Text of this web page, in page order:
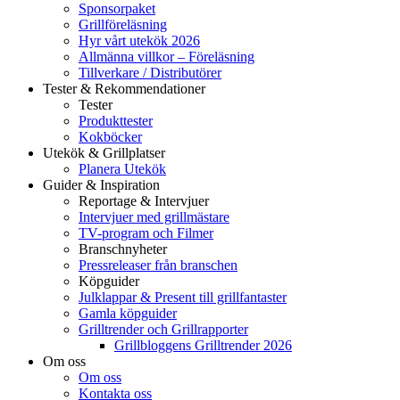
Sponsorpaket
Grillföreläsning
Hyr vårt utekök 2026
Allmänna villkor – Föreläsning
Tillverkare / Distributörer
Tester & Rekommendationer
Tester
Produkttester
Kokböcker
Utekök & Grillplatser
Planera Utekök
Guider & Inspiration
Reportage & Intervjuer
Intervjuer med grillmästare
TV-program och Filmer
Branschnyheter
Pressreleaser från branschen
Köpguider
Julklappar & Present till grillfantaster
Gamla köpguider
Grilltrender och Grillrapporter
Grillbloggens Grilltrender 2026
Om oss
Om oss
Kontakta oss